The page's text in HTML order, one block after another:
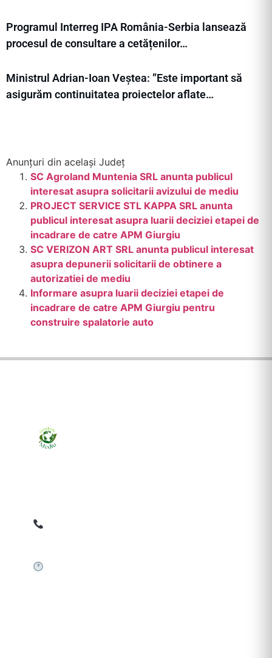
Programul Interreg IPA România-Serbia lansează
procesul de consultare a cetățenilor…
Ministrul Adrian-Ioan Veștea: ”Este important să
asigurăm continuitatea proiectelor aflate…
Anunțuri din același Județ
SC Agroland Muntenia SRL anunta publicul
interesat asupra solicitarii avizului de mediu
PROJECT SERVICE STL KAPPA SRL anunta
publicul interesat asupra luarii deciziei etapei de
incadrare de catre APM Giurgiu
SC VERIZON ART SRL anunta publicul interesat
asupra depunerii solicitarii de obtinere a
autorizatiei de mediu
Informare asupra luarii deciziei etapei de
incadrare de catre APM Giurgiu pentru
construire spalatorie auto